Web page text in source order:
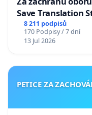
Save Translation
Charles University
8 211 podpisů
170 Podpisy / 7 dní
13 Jul 2026
PETICE ZA